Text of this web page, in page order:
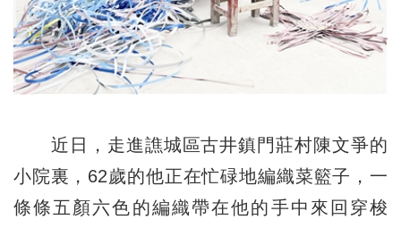
近日，走進譙城區古井鎮門莊村陳文爭的
小院裏，62歲的他正在忙碌地編織菜籃子，一
條條五顏六色的編織帶在他的手中來回穿梭